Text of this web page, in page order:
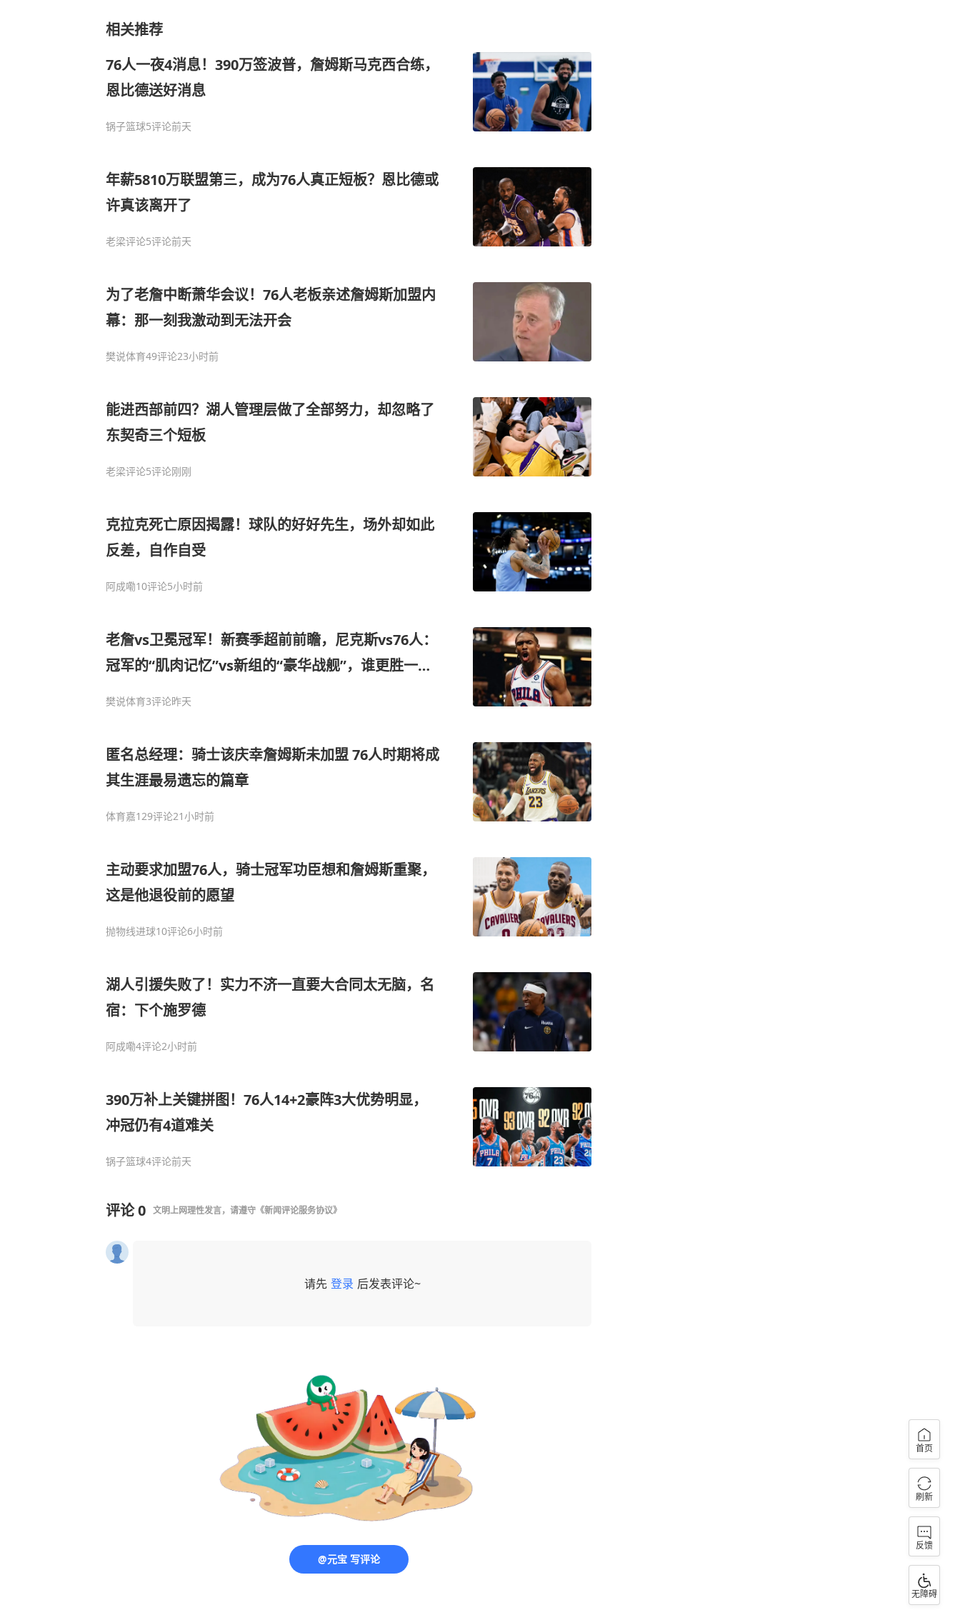
相关推荐
76人一夜4消息！390万签波普，詹姆斯马克西合练，
恩比德送好消息
锅子篮球5评论前天
年薪5810万联盟第三，成为76人真正短板？恩比德或
许真该离开了
老梁评论5评论前天
为了老詹中断萧华会议！76人老板亲述詹姆斯加盟内
幕：那一刻我激动到无法开会
樊说体育49评论23小时前
能进西部前四？湖人管理层做了全部努力，却忽略了
东契奇三个短板
老梁评论5评论刚刚
克拉克死亡原因揭露！球队的好好先生，场外却如此
反差，自作自受
阿成嘞10评论5小时前
老詹vs卫冕冠军！新赛季超前前瞻，尼克斯vs76人：
冠军的“肌肉记忆”vs新组的“豪华战舰”，谁更胜一
樊说体育3评论昨天
匿名总经理：骑士该庆幸詹姆斯未加盟 76人时期将成
其生涯最易遗忘的篇章
体育嘉129评论21小时前
主动要求加盟76人，骑士冠军功臣想和詹姆斯重聚，
这是他退役前的愿望
抛物线进球10评论6小时前
湖人引援失败了！实力不济一直要大合同太无脑，名
宿：下个施罗德
阿成嘞4评论2小时前
390万补上关键拼图！76人14+2豪阵3大优势明显，
冲冠仍有4道难关
锅子篮球4评论前天
评论0 文明上网理性发言，请遵守 《新闻评论服务协议》
请先 登录 后发表评论~
@元宝 写评论
首页
刷新
反馈
无障碍